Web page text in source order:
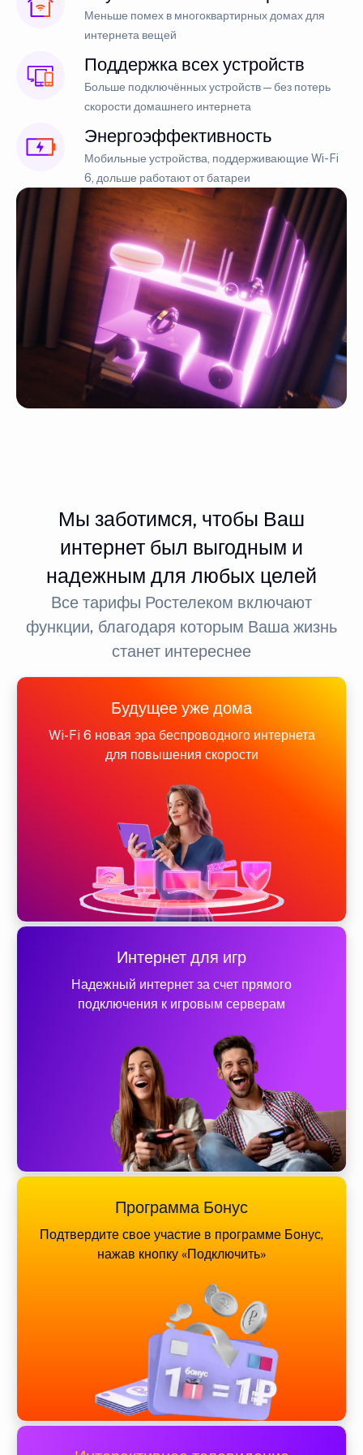
Меньше помех в многоквартирных домах для
интернета вещей
Поддержка всех устройств
Больше подключённых устройств — без потерь
скорости домашнего интернета
Энергоэффективность
Мобильные устройства, поддерживающие Wi-Fi
6, дольше работают от батареи
Мы заботимся, чтобы Ваш
интернет был выгодным и
надежным для любых целей
Все тарифы Ростелеком включают
функции, благодаря которым Ваша жизнь
станет интереснее
Будущее уже дома
Wi-Fi 6 новая эра беспроводного интернета
для повышения скорости
Интернет для игр
Надежный интернет за счет прямого
подключения к игровым серверам
Программа Бонус
Подтвердите свое участие в программе Бонус,
нажав кнопку «Подключить»